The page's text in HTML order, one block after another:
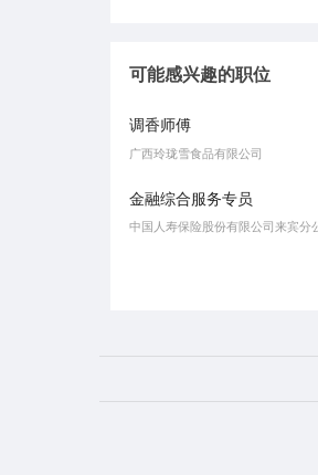
可能感兴趣的职位
调香师傅
广西玲珑雪食品有限公司
金融综合服务专员
中国人寿保险股份有限公司来宾分